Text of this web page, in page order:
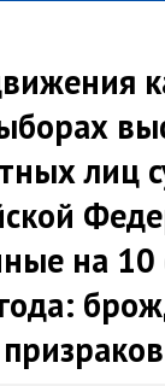
лиц
на 10
призраков